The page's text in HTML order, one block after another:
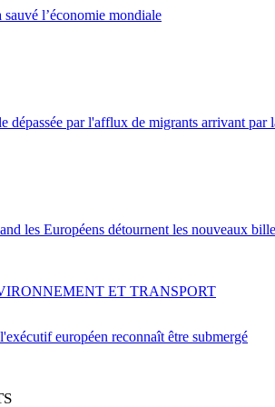
l’économie mondiale
dépassée par l'afflux de migrants arrivant par
les Européens détournent les nouveaux
européen reconnaît être submergé
ET TRANSPORT